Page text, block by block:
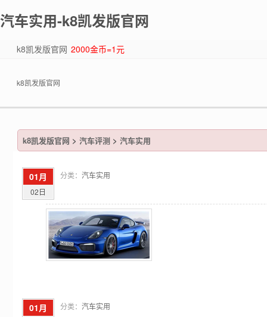
汽车实用-k8凯发版官网
k8凯发版官网 2000金币=1元
k8凯发版官网
k8凯发版官网 > 汽车评测> 汽车实用
01月
02日
分类： 汽车实用
01月 分类： 汽车实用